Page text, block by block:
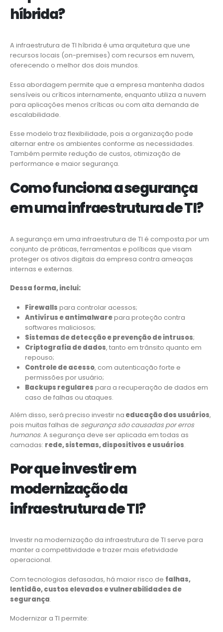
híbrida?
A infraestrutura de TI híbrida é uma arquitetura que une
recursos locais (on-premises) com recursos em nuvem,
oferecendo o melhor dos dois mundos.
Essa abordagem permite que a empresa mantenha dados
sensíveis ou críticos internamente, enquanto utiliza a nuvem
para aplicações menos críticas ou com alta demanda de
escalabilidade.
Esse modelo traz flexibilidade, pois a organização pode
alternar entre os ambientes conforme as necessidades.
Também permite redução de custos, otimização de
performance e maior segurança.
Como funciona a segurança
em uma infraestrutura de TI?
A segurança em uma infraestrutura de TI é composta por um
conjunto de práticas, ferramentas e políticas que visam
proteger os ativos digitais da empresa contra ameaças
internas e externas.
Dessa forma, inclui:
Firewalls para controlar acessos;
Antivírus e antimalwarepara proteção contra
softwares maliciosos;
Sistemas de detecção e prevenção de intrusos;
Criptografia de dados, tanto em trânsito quanto em
repouso;
Controle de acesso, com autenticação forte e
permissões por usuário;
Backups regulares para a recuperação de dados em
caso de falhas ou ataques.
Além disso, será preciso investir na educação dos usuários,
pois muitas falhas de segurança são causadas por erros
humanos. A segurança deve ser aplicada em todas as
camadas: rede, sistemas, dispositivos e usuários.
Por que investir em
modernização da
infraestrutura de TI?
Investir na modernização da infraestrutura de TI serve para
manter a competitividade e trazer mais efetividade
operacional.
Com tecnologias defasadas, há maior risco de falhas,
lentidão, custos elevados e vulnerabilidades de
segurança.
Modernizar a TI permite: